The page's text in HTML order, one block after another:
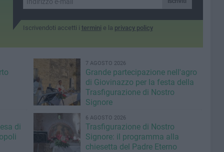
Iscrivendoti accetti i termini e la privacy policy
7 AGOSTO 2026
Grande partecipazione nell'agro
di Giovinazzo per la festa della
Trasfigurazione di Nostro
Signore
di
6 AGOSTO 2026
Trasfigurazione di Nostro
Signore: il programma alla
chiesetta del Padre Eterno